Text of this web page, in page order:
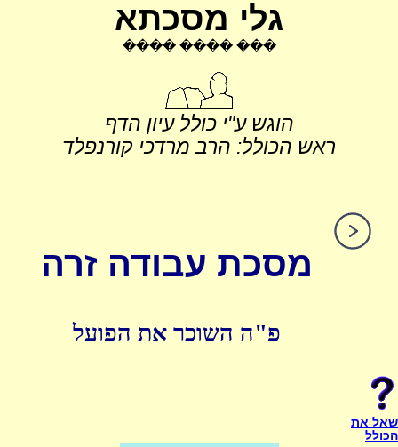
גלי מסכתא
���� ���� ���
הוגש ע"י כולל עיון הדף
ראש הכולל: הרב מרדכי קורנפלד
מסכת עבודה זרה
פ"ה השוכר את הפועל
שאל את
הכולל